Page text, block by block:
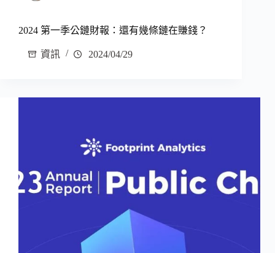
2024 第一季公鏈財報：還有幾條鏈在賺錢？
資訊 2024/04/29